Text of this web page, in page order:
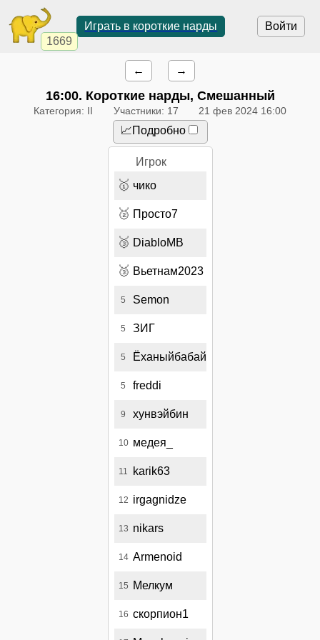
1669
Войти
Играть в короткие нарды
← →
16:00. Короткие нарды, Смешанный
Категория: II Участники: 17 21 фев 2024 16:00
📈Подробно
Игрок
🥇 чико
🥈 Просто7
🥉 DiabloMB
🥉 Вьетнам2023
5 Semon
5 ЗИГ
5 Ёханыйбабай
5 freddi
9 хунвэйбин
10 медея_
11 karik63
12 irgagnidze
13 nikars
14 Armenoid
15 Мелкум
16 скорпион1